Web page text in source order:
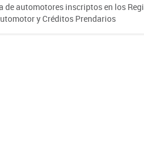
de automotores inscriptos en los
y Créditos Prendarios